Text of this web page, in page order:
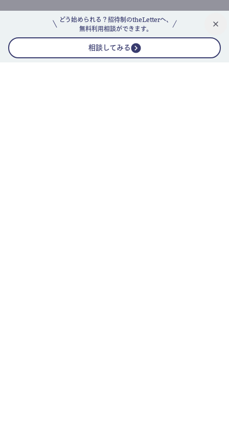
どう始められる？招待制のtheLetterへ、
無料利用相談ができます。
相談してみる